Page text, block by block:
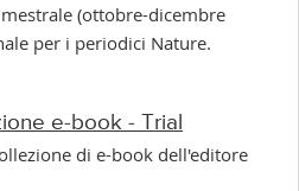
(ottobre-dicembre
per i periodici Nature.
e-book - Trial
di e-book dell'editore